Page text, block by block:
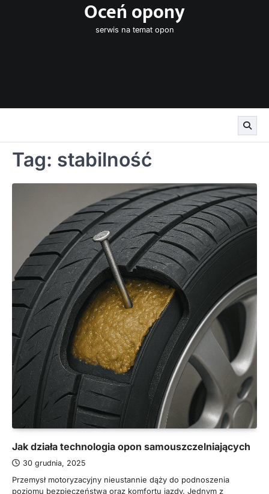
Oceń opony
serwis na temat opon
Tag: stabilność
Jak działa technologia opon samouszczelniających
30 grudnia, 2025
Przemysł motoryzacyjny nieustannie dąży do podnoszenia
poziomu bezpieczeństwa oraz komfortu jazdy. Jednym z